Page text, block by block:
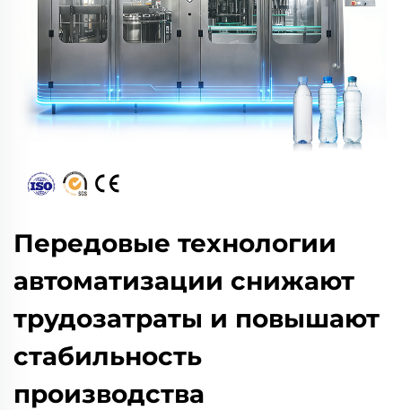
Передовые технологии
автоматизации снижают
трудозатраты и повышают
стабильность
производства